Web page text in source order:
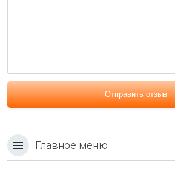
Отправить отзыв
Главное меню